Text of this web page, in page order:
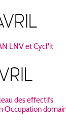
LNV et Cycl'it
des effectifs
Occupation